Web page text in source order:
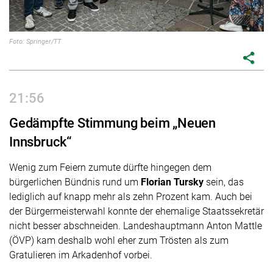
Foto: Springer/TT
share
21:56
Gedämpfte Stimmung beim „Neuen
Innsbruck“
Wenig zum Feiern zumute dürfte hingegen dem
bürgerlichen Bündnis rund um Florian Tursky sein, das
lediglich auf knapp mehr als zehn Prozent kam. Auch bei
der Bürgermeisterwahl konnte der ehemalige Staatssekretär
nicht besser abschneiden. Landeshauptmann Anton Mattle
(ÖVP) kam deshalb wohl eher zum Trösten als zum
Gratulieren im Arkadenhof vorbei.